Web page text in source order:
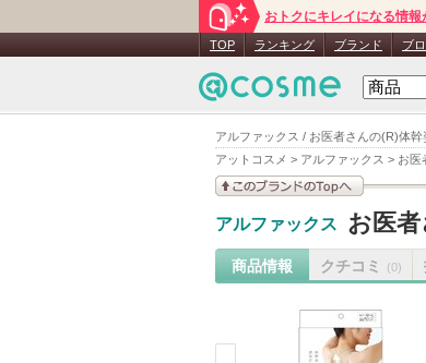
アルファックス / お医者さんの(R)体
アットコスメ > アルファックス > お医
おトクにキレイになる情報
TOP ランキング ブランド ブ
このブランドの情報を
アルファックス お医
商品情報 クチコミ (0)